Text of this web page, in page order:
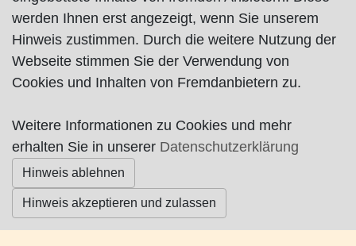
© Worpswede24 2015-2026
werden Ihnen erst angezeigt, wenn Sie unserem
Hinweis zustimmen. Durch die weitere Nutzung der
Webseite stimmen Sie der Verwendung von
Cookies und Inhalten von Fremdanbietern zu.
Weitere Informationen zu Cookies und mehr
erhalten Sie in unserer Datenschutzerklärung
Hinweis ablehnen
Hinweis akzeptieren und zulassen